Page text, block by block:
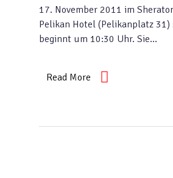
17. November 2011 im
Pelikan Hotel (Pelikanplatz
beginnt um 10:30 Uhr. Sie…
Read More